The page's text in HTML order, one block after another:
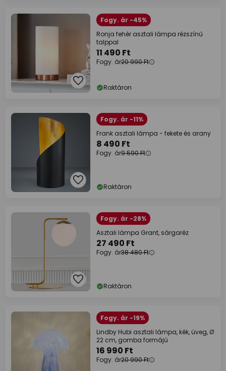
Fogy. ár -45%
Ronja fehér asztali lámpa rézszínű
talppal
11 490 Ft
Fogy. ár20 990 Ft
Raktáron
Fogy. ár -11%
Frank asztali lámpa - fekete és arany
8 490 Ft
Fogy. ár9 590 Ft
Raktáron
Fogy. ár -28%
Asztali lámpa Grant, sárgaréz
27 490 Ft
Fogy. ár38 480 Ft
Raktáron
Fogy. ár -19%
Lindby Hubi asztali lámpa, kék, üveg, Ø
22 cm, gomba formájú
16 990 Ft
Fogy. ár20 990 Ft